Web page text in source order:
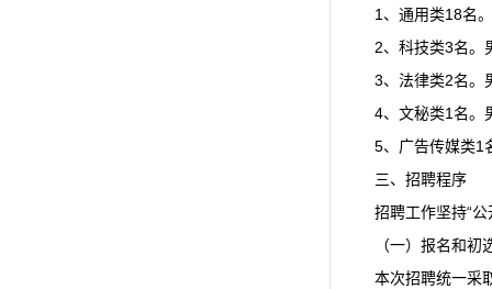
1、通用类18名
2、科技类3名。
3、法律类2名。
4、文秘类1名。
5、广告传媒类1
三、招聘程序
招聘工作坚持“
（一）报名和初
本次招聘统一采